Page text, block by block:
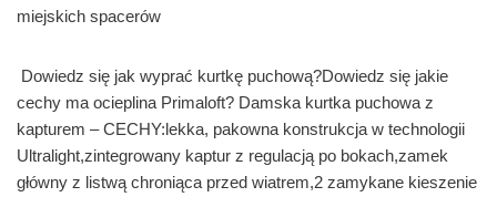
miejskich spacerów
Dowiedz się jak wyprać kurtkę puchową?Dowiedz się jakie
cechy ma ocieplina Primaloft? Damska kurtka puchowa z
kapturem – CECHY:lekka, pakowna konstrukcja w technologii
Ultralight,zintegrowany kaptur z regulacją po bokach,zamek
główny z listwą chroniąca przed wiatrem,2 zamykane kieszenie